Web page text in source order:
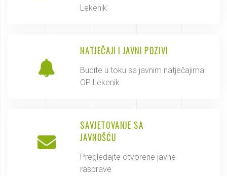
Lekenik
NATJEČAJI I JAVNI POZIVI
Budite u toku sa javnim natječajima
OP Lekenik
SAVJETOVANJE SA
JAVNOŠĆU
Pregledajte otvorene javne
rasprave